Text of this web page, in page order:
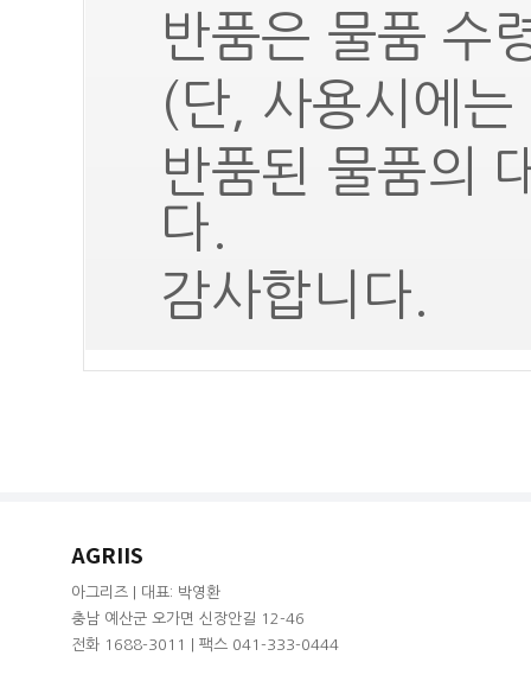
반품은 물품 수
(단, 사용시에
반품된 물품의
다.
감사합니다.
AGRIIS
아그리즈 | 대표: 박영환
충남 예산군 오가면 신장안길 12-46
전화 1688-3011 | 팩스 041-333-0444